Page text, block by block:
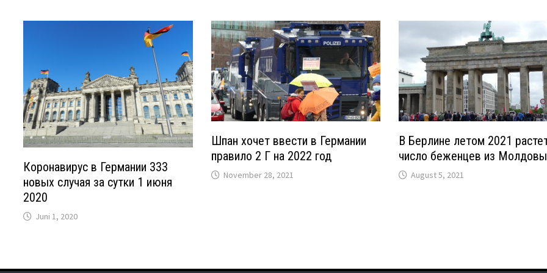
Коронавирус в Германии 333
новых случая за сутки 1 июня
2020
Juni 1, 2020
Шпан хочет ввести в Германии
правило 2 Г на 2022 год
November 28, 2021
В Берлине летом 2021
число беженцев из Молдовы
August 5, 2021